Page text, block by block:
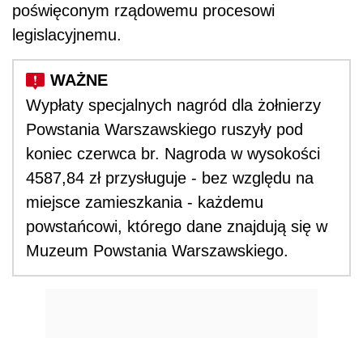
poświęconym rządowemu procesowi
legislacyjnemu.
Wypłaty specjalnych nagród dla żołnierzy
Powstania Warszawskiego ruszyły pod
koniec czerwca br. Nagroda w wysokości
4587,84 zł przysługuje - bez względu na
miejsce zamieszkania - każdemu
powstańcowi, którego dane znajdują się w
Muzeum Powstania Warszawskiego.